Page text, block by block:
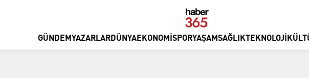
GÜNDEMYAZARLARDÜNYAEKONOMISPORYAŞAMSAĞLIKTEKNOLOJI